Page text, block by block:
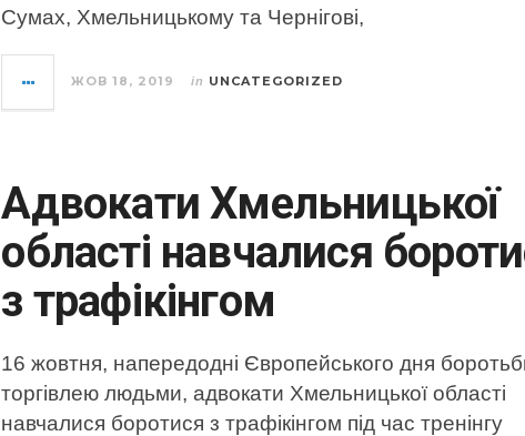
Сумах, Хмельницькому та Чернігові,
ЖОВ 18, 2019 in UNCATEGORIZED
Адвокати Хмельницької
області навчалися
з трафікінгом
16 жовтня, напередодні Європейського дня
торгівлею людьми, адвокати Хмельницької області
навчалися боротися з трафікінгом під час тренінгу